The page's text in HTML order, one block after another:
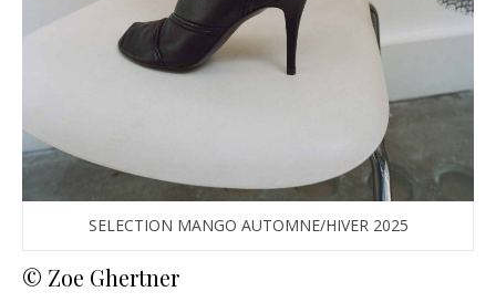
SELECTION MANGO AUTOMNE/HIVER 2025
© Zoe Ghertner